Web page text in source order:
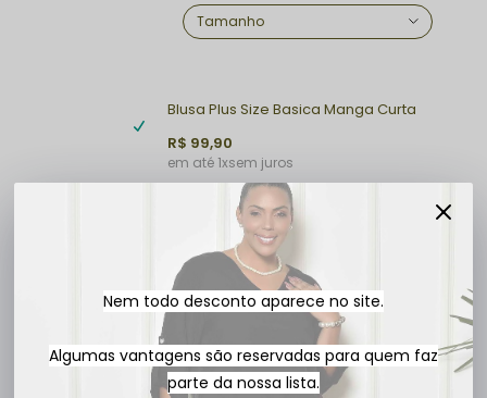
Blusa Plus Size Basica Manga Curta Preta
R$ 99,90
1xsem juros
R$ 199,80
3x
R$ 66,60
Nem todo desconto aparece no site.
Algumas vantagens são reservadas para quem faz
parte da nossa lista.